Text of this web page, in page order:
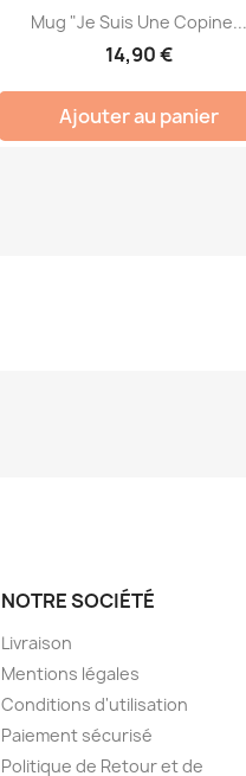
Mug "Je Suis Une Copine...
14,90 €
Ajouter au panier
NOTRE SOCIÉTÉ
Livraison
Mentions légales
Conditions d'utilisation
Paiement sécurisé
Politique de Retour et de